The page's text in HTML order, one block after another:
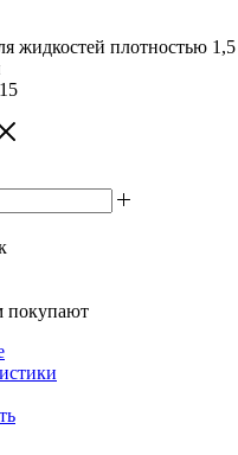
жидкостей плотностью 1,5
покупают